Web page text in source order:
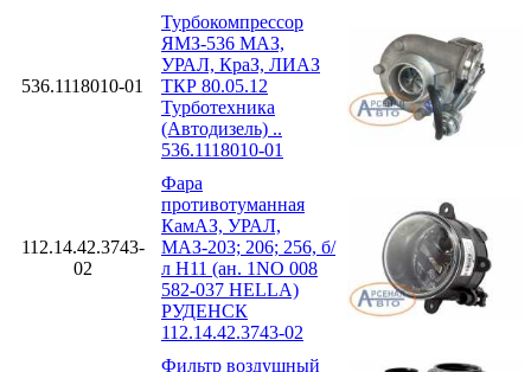
536.1118010-01
Турбокомпрессор
ЯМЗ-536 МАЗ,
УРАЛ, КраЗ, ЛИАЗ
ТКР 80.05.12
Турботехника
(Автодизель) ..
536.1118010-01
112.14.42.3743-
02
Фара
противотуманная
КамАЗ, УРАЛ,
МАЗ-203; 206; 256, б/
л H11 (ан. 1NO 008
582-037 HELLA)
РУДЕНСК
112.14.42.3743-02
Фильтр воздушный